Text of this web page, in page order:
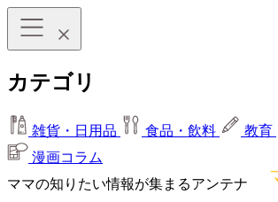
カテゴリ
雑貨・日用品 食品・飲料 教育
漫画コラム
ママの知りたい情報が集まるアンテナ